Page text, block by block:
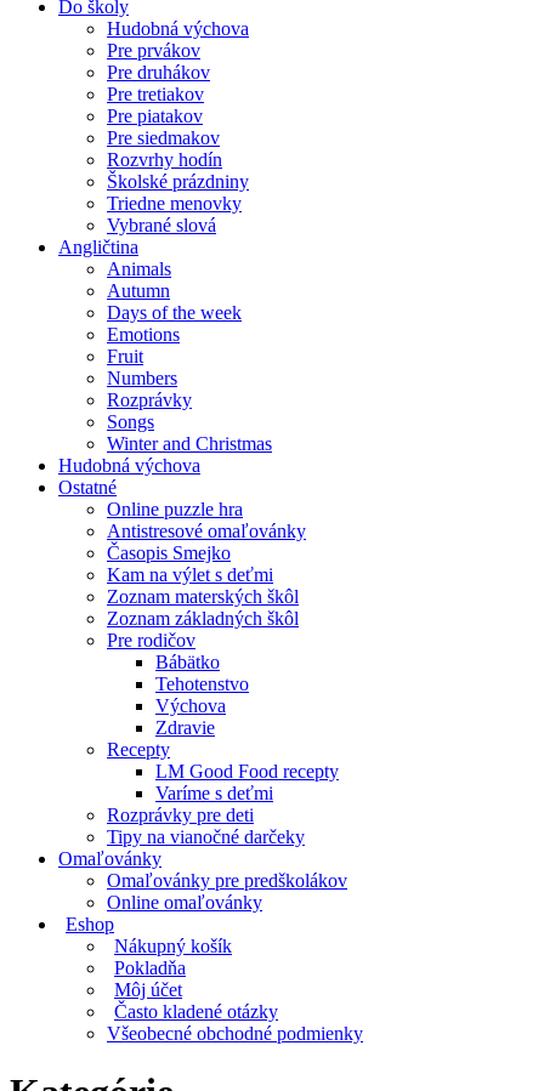
Do školy
Hudobná výchova
Pre prvákov
Pre druhákov
Pre tretiakov
Pre piatakov
Pre siedmakov
Rozvrhy hodín
Školské prázdniny
Triedne menovky
Vybrané slová
Angličtina
Animals
Autumn
Days of the week
Emotions
Fruit
Numbers
Rozprávky
Songs
Winter and Christmas
Hudobná výchova
Ostatné
Online puzzle hra
Antistresové omaľovánky
Časopis Smejko
Kam na výlet s deťmi
Zoznam materských škôl
Zoznam základných škôl
Pre rodičov
Bábätko
Tehotenstvo
Výchova
Zdravie
Recepty
LM Good Food recepty
Varíme s deťmi
Rozprávky pre deti
Tipy na vianočné darčeky
Omaľovánky
Omaľovánky pre predškolákov
Online omaľovánky
Eshop
Nákupný košík
Pokladňa
Môj účet
Často kladené otázky
Všeobecné obchodné podmienky